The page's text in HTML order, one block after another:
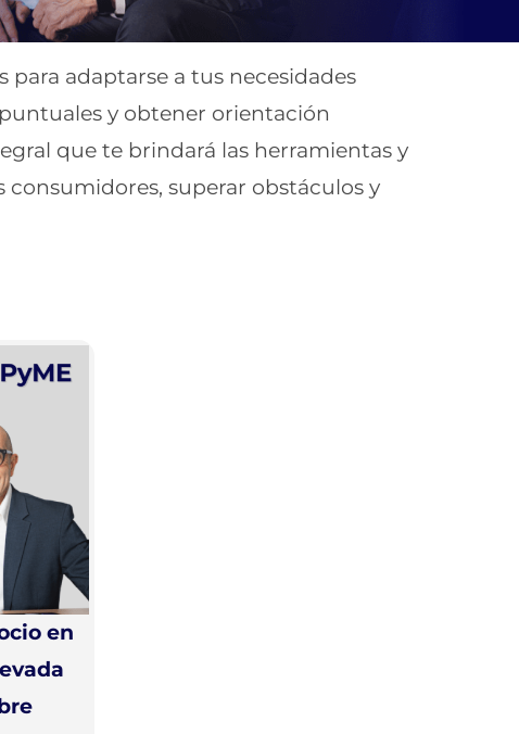
adaptarse a tus necesidades
y obtener orientación
que te brindará las herramientas y
superar obstáculos y
en